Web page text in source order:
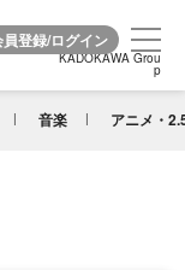
KADOKAWA Grou
p
音楽 アニメ・
KADOKAWA Grou
p